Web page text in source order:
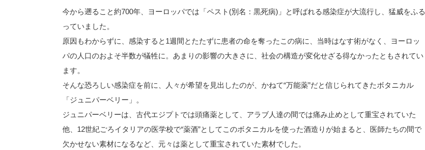
今から遡ること約700年、ヨーロッパでは「ペスト(別名：黒死病)」と呼ばれる感染症が大流行し、猛威をふる
っていました。
原因もわからずに、感染すると1週間とたたずに患者の命を奪ったこの病に、当時はなす術がなく、ヨーロッ
パの人口のおよそ半数が犠牲に。あまりの影響の大きさに、社会の構造が変化せざる得なかったともされてい
ます。
そんな恐ろしい感染症を前に、人々が希望を見出したのが、かねて“万能薬”だと信じられてきたボタニカル
「ジュニパーベリー」。
ジュニパーベリーは、古代エジプトでは頭痛薬として、アラブ人達の間では痛み止めとして重宝されていた
他、12世紀ごろイタリアの医学校で“薬酒”としてこのボタニカルを使った酒造りが始まると、医師たちの間で
欠かせない素材になるなど、元々は薬として重宝されていた素材でした。